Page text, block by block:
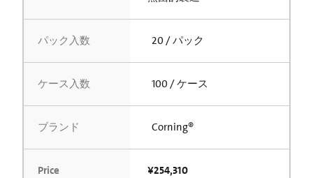
パック入数 20 / パック
ケース入数 100 / ケース
ブランド Corning®
Price ¥254,310